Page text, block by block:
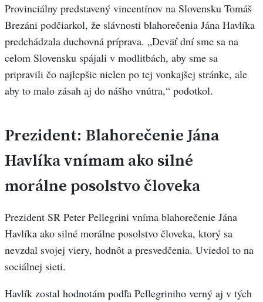
Provinciálny predstavený vincentínov na Slovensku Tomáš
Brezáni podčiarkol, že slávnosti blahorečenia Jána Havlíka
predchádzala duchovná príprava. „Deväť dní sme sa na
celom Slovensku spájali v modlitbách, aby sme sa
pripravili čo najlepšie nielen po tej vonkajšej stránke, ale
aby to malo zásah aj do nášho vnútra,“ podotkol.
Prezident: Blahorečenie Jána
Havlíka vnímam ako silné
morálne posolstvo človeka
Prezident SR Peter Pellegrini vníma blahorečenie Jána
Havlíka ako silné morálne posolstvo človeka, ktorý sa
nevzdal svojej viery, hodnôt a presvedčenia. Uviedol to na
sociálnej sieti.
Havlík zostal hodnotám podľa Pellegriniho verný aj v tých